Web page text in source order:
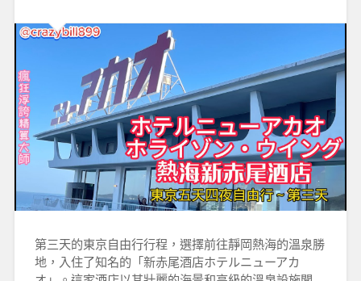
第三天的東京自由行行程，選擇前往靜岡熱海的溫泉勝
地，入住了知名的「新赤尾酒店ホテルニューアカ